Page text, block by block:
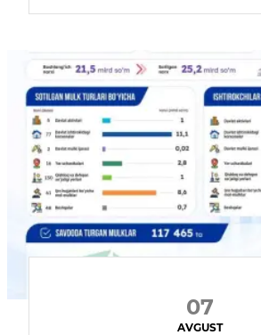
07
AVGUST